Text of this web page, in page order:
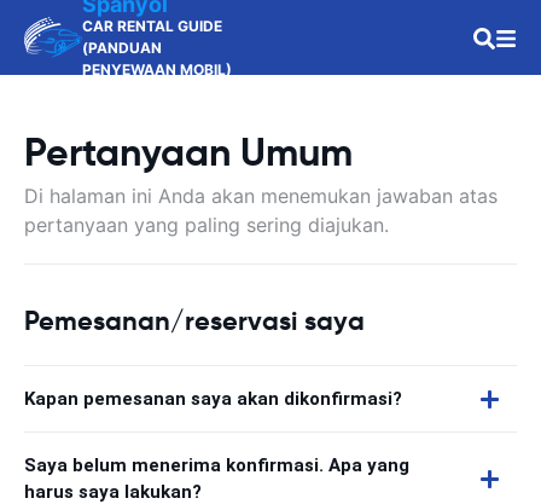
CAR RENTAL GUIDE
(PANDUAN
PENYEWAAN MOBIL)
Pertanyaan Umum
Di halaman ini Anda akan menemukan jawaban atas
pertanyaan yang paling sering diajukan.
Pemesanan/reservasi saya
Kapan pemesanan saya akan dikonfirmasi?
Saya belum menerima konfirmasi. Apa yang
harus saya lakukan?